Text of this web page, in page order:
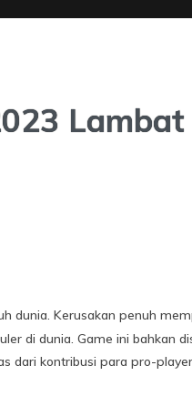
dunia. Kerusakan penuh
di dunia. Game ini bahkan
dari kontribusi para pro-